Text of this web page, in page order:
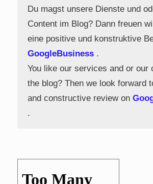
Du magst unsere Dienste und
Content im Blog? Dann freuen
eine positive und konstruktive
GoogleBusiness .
You like our services and or our
the blog? Then we look forward
and constructive review on
.